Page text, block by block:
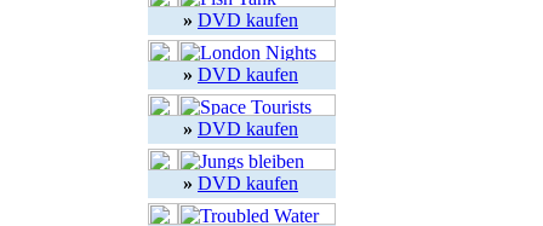
» DVD kaufen
» DVD kaufen
» DVD kaufen
» DVD kaufen